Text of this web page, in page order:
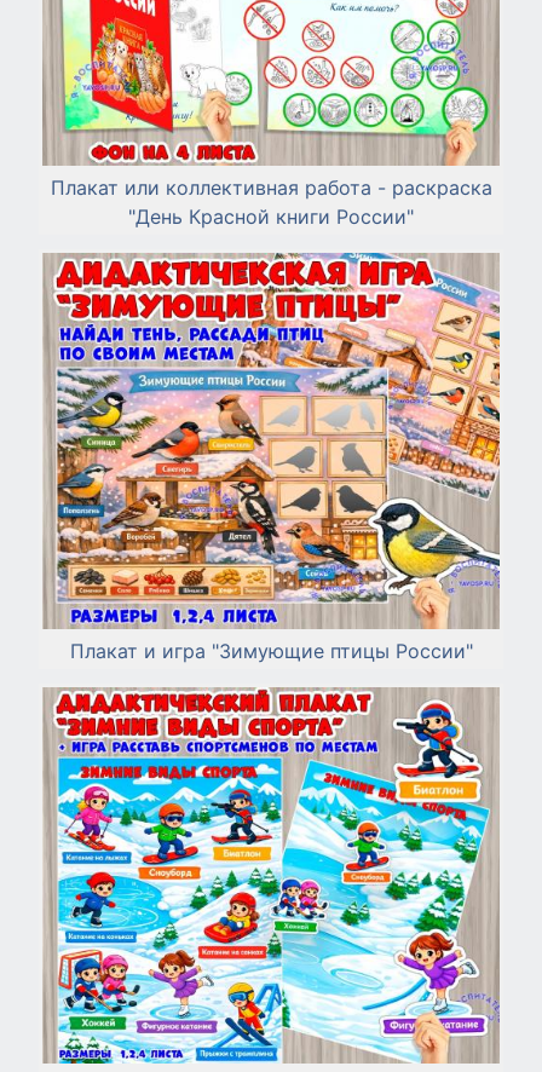
Плакат или коллективная работа - раскраска
"День Красной книги России"
Плакат и игра "Зимующие птицы России"